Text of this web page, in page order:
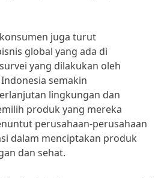
juga turut
global yang ada di
yang dilakukan oleh
semakin
lingkungan dan
produk yang mereka
perusahaan-perusahaan
dalam menciptakan produk
dan sehat.